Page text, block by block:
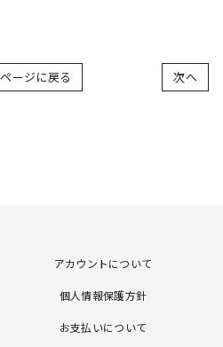
次へ
ージに戻る
アカウントについて
個人情報保護方針
お支払いについて